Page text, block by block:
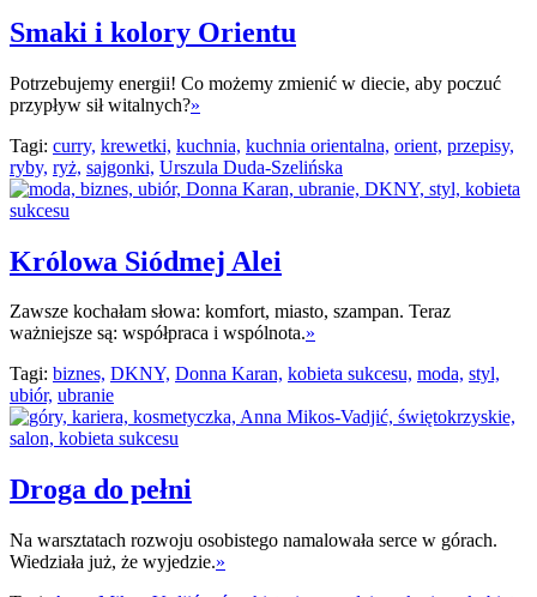
Smaki i kolory Orientu
Potrzebujemy energii! Co możemy zmienić w diecie, aby poczuć
przypływ sił witalnych?»
Tagi: curry, krewetki, kuchnia, kuchnia orientalna, orient, przepisy,
ryby, ryż, sajgonki, Urszula Duda-Szelińska
Królowa Siódmej Alei
Zawsze kochałam słowa: komfort, miasto, szampan. Teraz
ważniejsze są: współpraca i wspólnota.»
Tagi: biznes, DKNY, Donna Karan, kobieta sukcesu, moda, styl,
ubiór, ubranie
Droga do pełni
Na warsztatach rozwoju osobistego namalowała serce w górach.
Wiedziała już, że wyjedzie.»